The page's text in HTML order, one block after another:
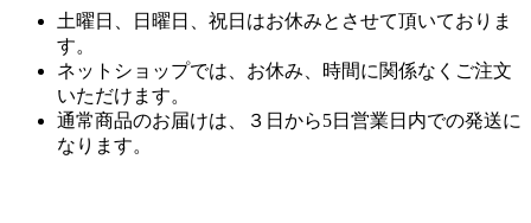
土曜日、日曜日、祝日はお休みとさせて頂いておりま
す。
ネットショップでは、お休み、時間に関係なくご注文
いただけます。
通常商品のお届けは、３日から5日営業日内での発送に
なります。